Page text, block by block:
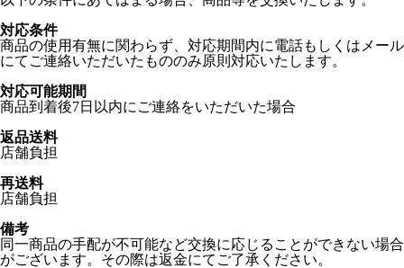
対応条件
商品の使用有無に関わらず、対応期間内に電話もしくはメール
にてご連絡いただいたもののみ原則対応いたします。
対応可能期間
商品到着後7日以内にご連絡をいただいた場合
返品送料
店舗負担
再送料
店舗負担
備考
同一商品の手配が不可能など交換に応じることができない場合
がございます。その際は返金にてご了承ください。